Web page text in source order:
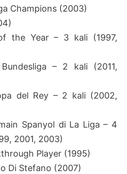
Champions (2003)
the Year – 3 kali (1997,
– 2 kali (2011,
del Rey – 2 kali (2002,
Spanyol di La Liga – 4
2001, 2003)
Player (1995)
Di Stefano (2007)